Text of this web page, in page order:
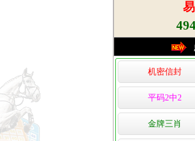
机密信封
平码2中2
金牌三肖